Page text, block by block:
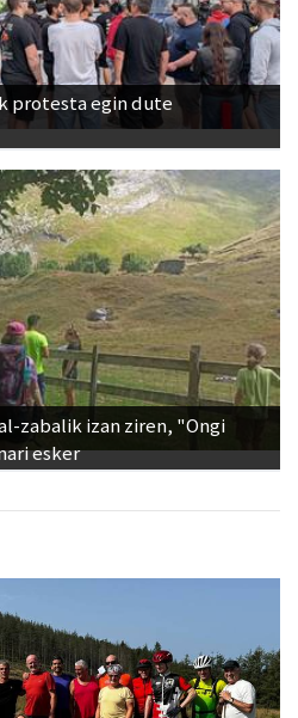
protesta egin dute
zabalik izan ziren, "Ongi
esker